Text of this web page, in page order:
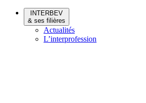
INTERBEV
& ses filières
Actualités
L’interprofession